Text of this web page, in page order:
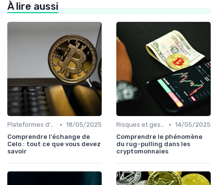
À lire aussi
Plateformes d'échange et portefeuilles • 18/05/2025
Comprendre l'échange de
Celo : tout ce que vous devez
savoir
Risques et gestion de portefeuille • 14/05/2025
Comprendre le phénomène
du rug-pulling dans les
cryptomonnaies